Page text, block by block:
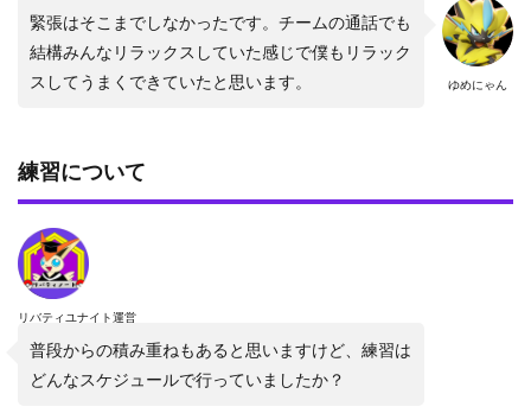
ゆめにゃん
緊張はそこまでしなかったです。チームの通話でも
結構みんなリラックスしていた感じで僕もリラック
スしてうまくできていたと思います。
練習について
リバティユナイト運営
普段からの積み重ねもあると思いますけど、練習は
どんなスケジュールで行っていましたか？